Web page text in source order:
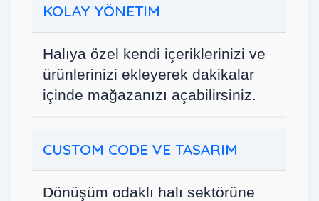
KOLAY YÖNETIM
Halıya özel kendi içeriklerinizi ve
ürünlerinizi ekleyerek dakikalar
içinde mağazanızı açabilirsiniz.
CUSTOM CODE VE TASARIM
Dönüşüm odaklı halı sektörüne